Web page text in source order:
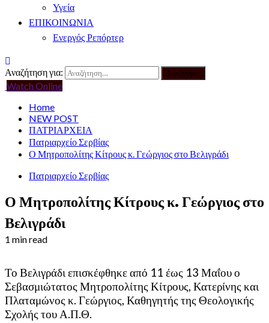
Υγεία
ΕΠΙΚΟΙΝΩΝΙΑ
Ενεργός Ρεπόρτερ
Αναζήτηση για:
Watch Online
Home
NEW POST
ΠΑΤΡΙΑΡΧΕΙΑ
Πατριαρχείο Σερβίας
Ο Μητροπολίτης Κίτρους κ. Γεώργιος στο Βελιγράδι
Πατριαρχείο Σερβίας
Ο Μητροπολίτης Κίτρους κ. Γεώργιος στο
Βελιγράδι
1 min read
Το Βελιγράδι επισκέφθηκε από 11 έως 13 Μαΐου ο
Σεβασμιώτατος Μητροπολίτης Κίτρους, Κατερίνης και
Πλαταμώνος κ. Γεώργιος, Καθηγητής της Θεολογικής
Σχολής του Α.Π.Θ.